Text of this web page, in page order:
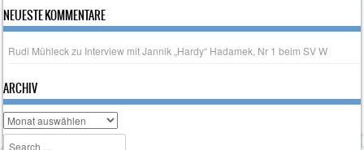
NEUESTE KOMMENTARE
Rudi Mühleck zu Interview mit Jannik „Hardy“ Hadamek, Nr 1 beim SV W
ARCHIV
Archiv
Search